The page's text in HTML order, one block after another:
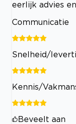
eerlijk advies
Communicatie
Snelheid/
Kennis/
Beveelt aan